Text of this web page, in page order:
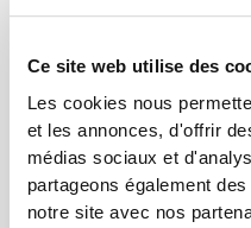
Ce site web utilise des
Les cookies nous
et les annonces, d'offrir
médias sociaux et
partageons également
notre site avec nos